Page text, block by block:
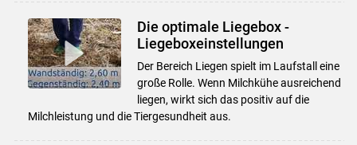
Die optimale Liegebox -
Liegeboxeinstellungen
Der Bereich Liegen spielt im Laufstall eine
große Rolle. Wenn Milchkühe ausreichend
liegen, wirkt sich das positiv auf die
Milchleistung und die Tiergesundheit aus.